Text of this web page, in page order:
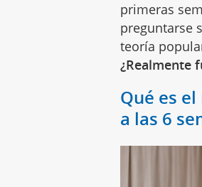
primeras
preguntarse
teoría
¿Realmente
Qué es
a las 6